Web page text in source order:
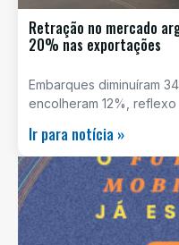
Retração no mercado
20% nas exportações
Embarques diminuíram
encolheram 12%,
Ir para notícia »